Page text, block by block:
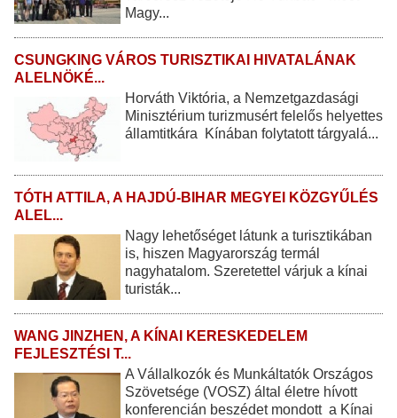
Magy...
CSUNGKING VÁROS TURISZTIKAI HIVATALÁNAK
ALELNÖKÉ...
Horváth Viktória, a Nemzetgazdasági
Minisztérium turizmusért felelős helyettes
államtitkára Kínában folytatott tárgyalá...
TÓTH ATTILA, A HAJDÚ-BIHAR MEGYEI KÖZGYŰLÉS
ALEL...
Nagy lehetőséget látunk a turisztikában
is, hiszen Magyarország termál
nagyhatalom. Szeretettel várjuk a kínai
turisták...
WANG JINZHEN, A KÍNAI KERESKEDELEM
FEJLESZTÉSI T...
A Vállalkozók és Munkáltatók Országos
Szövetsége (VOSZ) által életre hívott
konferencián beszédet mondott a Kínai